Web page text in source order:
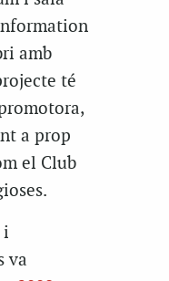
amb
té
a prop
el Club
i
va